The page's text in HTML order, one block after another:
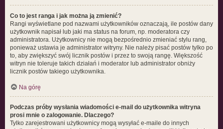
Co to jest ranga i jak można ją zmienić?
Rangi wyświetlane pod nazwami użytkowników oznaczają, ile postów dany
użytkownik napisał lub jaki ma status na forum, np. moderatora czy
administratora. Użytkownicy nie mogą bezpośrednio zmieniać stylu rang,
ponieważ ustawia je administrator witryny. Nie należy pisać postów tylko po
to, aby zwiększyć swój licznik postów i przez to swoją rangę. Większość
witryn nie toleruje takich działań i moderator lub administrator obniży
licznik postów takiego użytkownika.
Na górę
Podczas próby wysłania wiadomości e-mail do użytkownika witryna
prosi mnie o zalogowanie. Dlaczego?
Tylko zarejestrowani użytkownicy mogą wysyłać e-maile do innych